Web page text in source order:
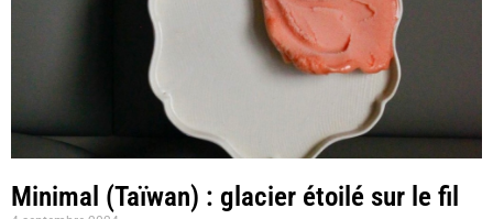
Minimal (Taïwan) : glacier étoilé sur le fil